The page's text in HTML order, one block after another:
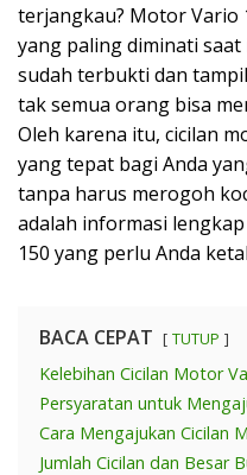
terjangkau? Motor Vario
yang paling diminati
sudah terbukti dan
tak semua orang bisa
Oleh karena itu, cicilan
yang tepat bagi Anda
tanpa harus merogoh
adalah informasi
150 yang perlu Anda
BACA CEPAT TUTUP
Kelebihan Cicilan Motor
Persyaratan untuk
Cara Mengajukan Cicilan
Jumlah Cicilan dan Besar